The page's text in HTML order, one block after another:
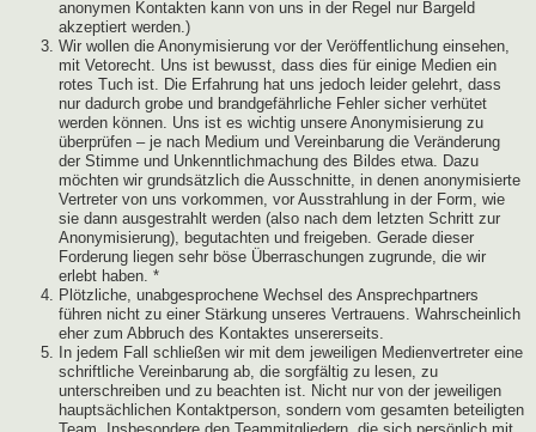
anonymen Kontakten kann von uns in der Regel nur Bargeld
akzeptiert werden.)
Wir wollen die Anonymisierung vor der Veröffentlichung einsehen,
mit Vetorecht. Uns ist bewusst, dass dies für einige Medien ein
rotes Tuch ist. Die Erfahrung hat uns jedoch leider gelehrt, dass
nur dadurch grobe und brandgefährliche Fehler sicher verhütet
werden können. Uns ist es wichtig unsere Anonymisierung zu
überprüfen – je nach Medium und Vereinbarung die Veränderung
der Stimme und Unkenntlichmachung des Bildes etwa. Dazu
möchten wir grundsätzlich die Ausschnitte, in denen anonymisierte
Vertreter von uns vorkommen, vor Ausstrahlung in der Form, wie
sie dann ausgestrahlt werden (also nach dem letzten Schritt zur
Anonymisierung), begutachten und freigeben. Gerade dieser
Forderung liegen sehr böse Überraschungen zugrunde, die wir
erlebt haben. *
Plötzliche, unabgesprochene Wechsel des Ansprechpartners
führen nicht zu einer Stärkung unseres Vertrauens. Wahrscheinlich
eher zum Abbruch des Kontaktes unsererseits.
In jedem Fall schließen wir mit dem jeweiligen Medienvertreter eine
schriftliche Vereinbarung ab, die sorgfältig zu lesen, zu
unterschreiben und zu beachten ist. Nicht nur von der jeweiligen
hauptsächlichen Kontaktperson, sondern vom gesamten beteiligten